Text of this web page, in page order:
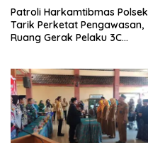
Patroli Harkamtibmas Polsek
Tarik Perketat Pengawasan,
Ruang Gerak Pelaku 3C